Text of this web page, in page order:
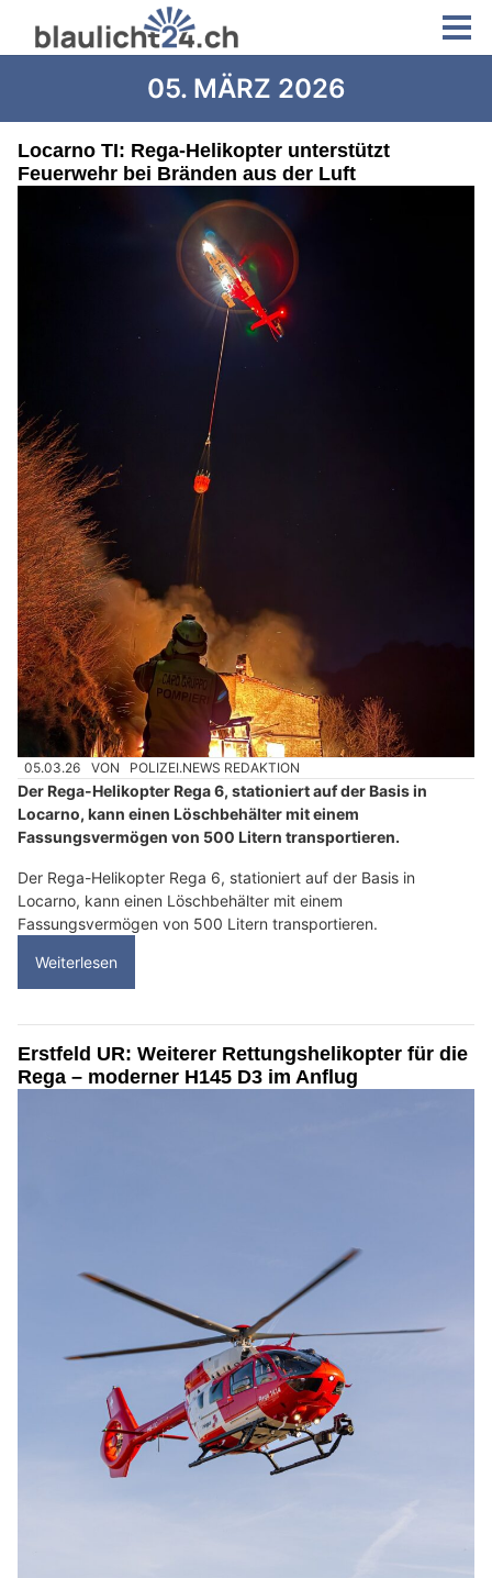
05. MÄRZ 2026
Locarno TI: Rega-Helikopter unterstützt
Feuerwehr bei Bränden aus der Luft
05.03.26 VON POLIZEI.NEWS REDAKTION
Der Rega-Helikopter Rega 6, stationiert auf der Basis in
Locarno, kann einen Löschbehälter mit einem
Fassungsvermögen von 500 Litern transportieren.
Der Rega-Helikopter Rega 6, stationiert auf der Basis in
Locarno, kann einen Löschbehälter mit einem
Fassungsvermögen von 500 Litern transportieren.
Weiterlesen
Erstfeld UR: Weiterer Rettungshelikopter für die
Rega – moderner H145 D3 im Anflug